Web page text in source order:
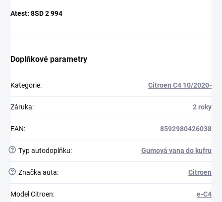
Atest: 8SD 2 994
Doplňkové parametry
Kategorie: Citroen C4 10/2020-
Záruka: 2 roky
EAN: 8592980426038
? Typ autodoplňku: Gumová vana do kufru
? Značka auta: Citroen
Model Citroen: e-C4